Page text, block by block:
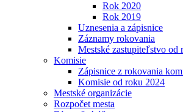
Rok 2020
Rok 2019
Uznesenia a zápisnice
Záznamy rokovania
Mestské zastupiteľstvo od
Komisie
Zápisnice z rokovania
Komisie od roku 2024
Mestské organizácie
Rozpočet mesta